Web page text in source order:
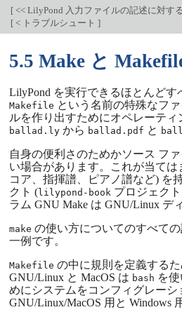
[ << LilyPond 入力ファイルの記述に対す
[ < トラブルシュート ]
5.5 Make と
LilyPond を実行できるほとんど
Makefile という名前の特殊なフ
ルを作り出すためにオペレーテ
ballad.ly から ballad.pdf と
自身の便利さのためかソース フ
い場合があります。これが当て
コア、指揮譜、ピアノ譜など) を
クト (lilypond-book プロジェクト
ラム GNU Make は GNU/Linux デ
make の使い方についてのすべて
一例です。
Makefile の中に規則を定義する
GNU/Linux と MacOS は bash を
めにシステムをコンフィグレーシ
GNU/Linux/MacOS 用と Windows